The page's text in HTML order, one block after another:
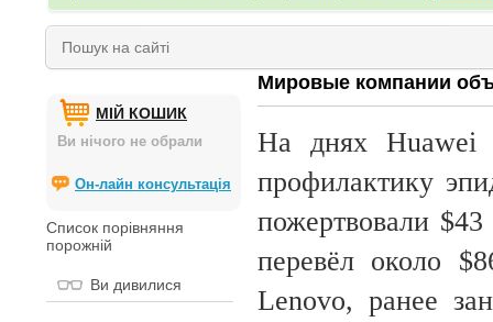
МІЙ КОШИК
Ви нічого не обрали
Он-лайн консультація
Список порівняння
порожній
Ви дивилися
Мировые компании
На днях
профилактику
пожертвовали
перевёл около
Lenovo, ранее